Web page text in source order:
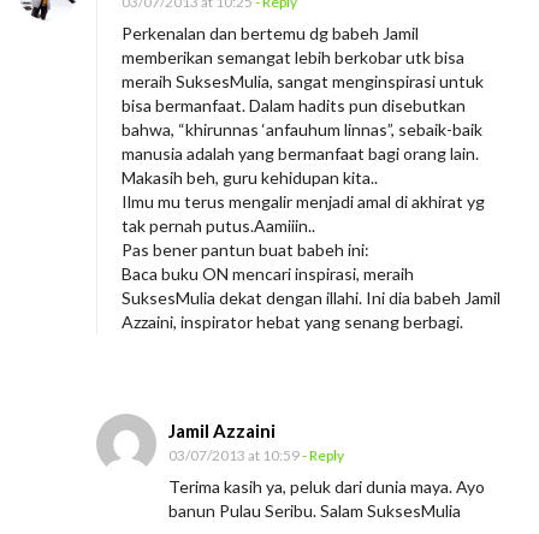
Perkenalan dan bertemu dg babeh Jamil
memberikan semangat lebih berkobar utk bisa
meraih SuksesMulia, sangat menginspirasi untuk
bisa bermanfaat. Dalam hadits pun disebutkan
bahwa, “khirunnas ‘anfauhum linnas”, sebaik-baik
manusia adalah yang bermanfaat bagi orang lain.
Makasih beh, guru kehidupan kita..
Ilmu mu terus mengalir menjadi amal di akhirat yg
tak pernah putus.Aamiiin..
Pas bener pantun buat babeh ini:
Baca buku ON mencari inspirasi, meraih
SuksesMulia dekat dengan illahi. Ini dia babeh Jamil
Azzaini, inspirator hebat yang senang berbagi.
Jamil Azzaini
03/07/2013 at 10:59- Reply
Terima kasih ya, peluk dari dunia maya. Ayo
banun Pulau Seribu. Salam SuksesMulia